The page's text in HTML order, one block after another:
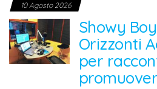
10 Agosto 2026
Showy
Orizzonti
per